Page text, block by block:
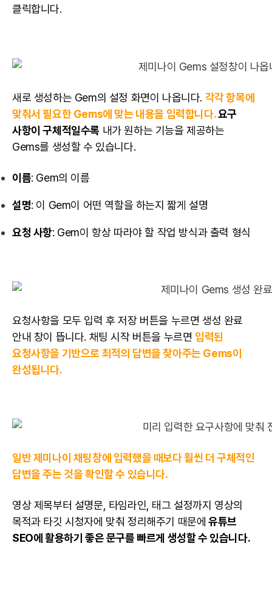
클릭합니다.
새로 생성하는 Gem의 설정 화면이 나옵니다. 각각 항목에
맞춰서 필요한 Gems에 맞는 내용을 입력합니다.요구
사항이 구체적일수록 내가 원하는 기능을 제공하는
Gems를 생성할 수 있습니다.
이름: Gem의 이름
설명: 이 Gem이 어떤 역할을 하는지 짧게 설명
요청 사항: Gem이 항상 따라야 할 작업 방식과 출력 형식
요청사항을 모두 입력 후 저장 버튼을 누르면 생성 완료
안내 창이 뜹니다. 채팅 시작 버튼을 누르면입력된
요청사항을 기반으로 최적의 답변을 찾아주는 Gems이
완성됩니다.
일반 제미나이 채팅창에 입력했을 때보다 훨씬 더 구체적인
답변을 주는 것을 확인할 수 있습니다.
영상 제목부터 설명문, 타임라인, 태그 설정까지 영상의
목적과 타깃 시청자에 맞춰 정리해주기 때문에 유튜브
SEO에 활용하기 좋은 문구를 빠르게 생성할 수 있습니다.